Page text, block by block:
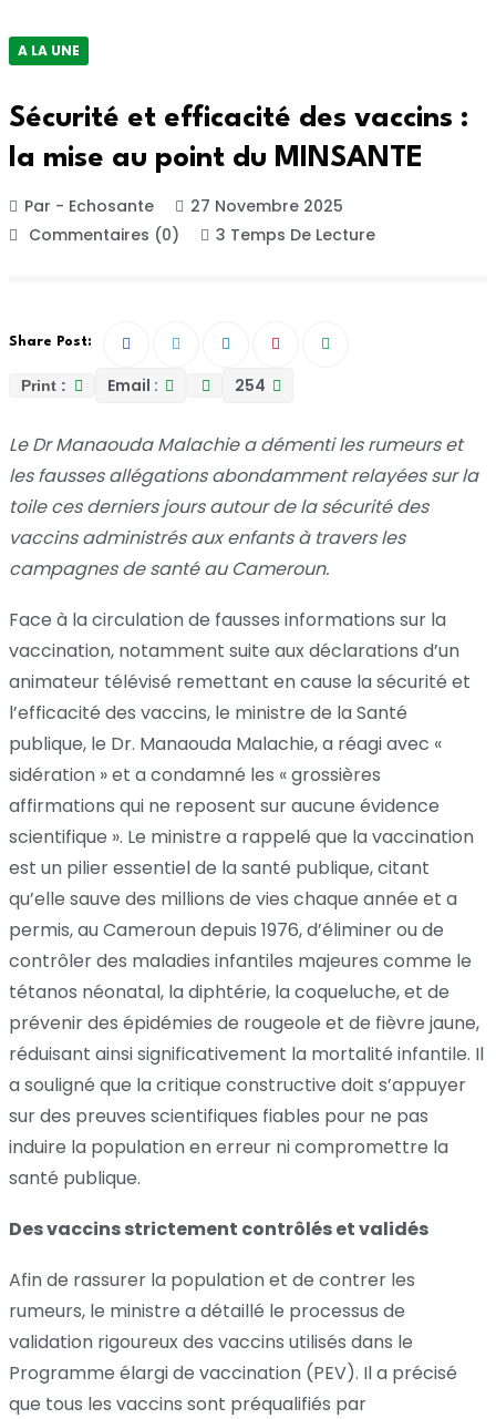
A LA UNE
Sécurité et efficacité des vaccins :
la mise au point du MINSANTE
Par - Echosante
27 Novembre 2025
Commentaires (0)
3 Temps De Lecture
Share Post:
Print : Email : 254
Le Dr Manaouda Malachie a démenti les rumeurs et
les fausses allégations abondamment relayées sur la
toile ces derniers jours autour de la sécurité des
vaccins administrés aux enfants à travers les
campagnes de santé au Cameroun.
Face à la circulation de fausses informations sur la
vaccination, notamment suite aux déclarations d’un
animateur télévisé remettant en cause la sécurité et
l’efficacité des vaccins, le ministre de la Santé
publique, le Dr. Manaouda Malachie, a réagi avec «
sidération » et a condamné les « grossières
affirmations qui ne reposent sur aucune évidence
scientifique ». Le ministre a rappelé que la vaccination
est un pilier essentiel de la santé publique, citant
qu’elle sauve des millions de vies chaque année et a
permis, au Cameroun depuis 1976, d’éliminer ou de
contrôler des maladies infantiles majeures comme le
tétanos néonatal, la diphtérie, la coqueluche, et de
prévenir des épidémies de rougeole et de fièvre jaune,
réduisant ainsi significativement la mortalité infantile. Il
a souligné que la critique constructive doit s’appuyer
sur des preuves scientifiques fiables pour ne pas
induire la population en erreur ni compromettre la
santé publique.
Des vaccins strictement contrôlés et validés
Afin de rassurer la population et de contrer les
rumeurs, le ministre a détaillé le processus de
validation rigoureux des vaccins utilisés dans le
Programme élargi de vaccination (PEV). Il a précisé
que tous les vaccins sont préqualifiés par